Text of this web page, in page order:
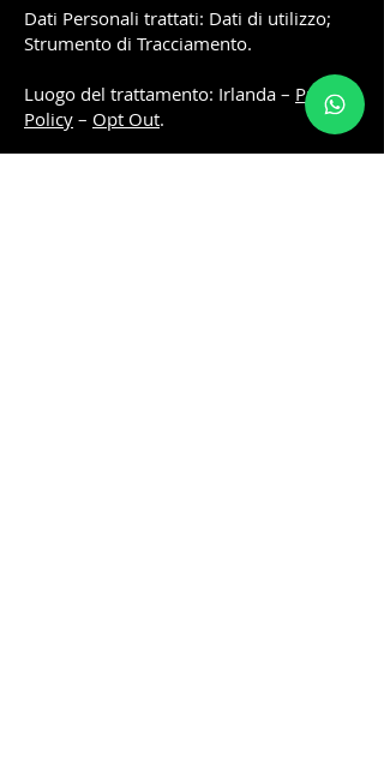
Dati Personali trattati: Dati di utilizzo;
Strumento di Tracciamento.
Luogo del trattamento: Irlanda – Privacy
Policy – Opt Out.